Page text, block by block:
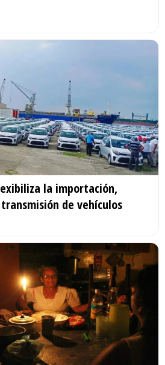
la importación,
de vehículos